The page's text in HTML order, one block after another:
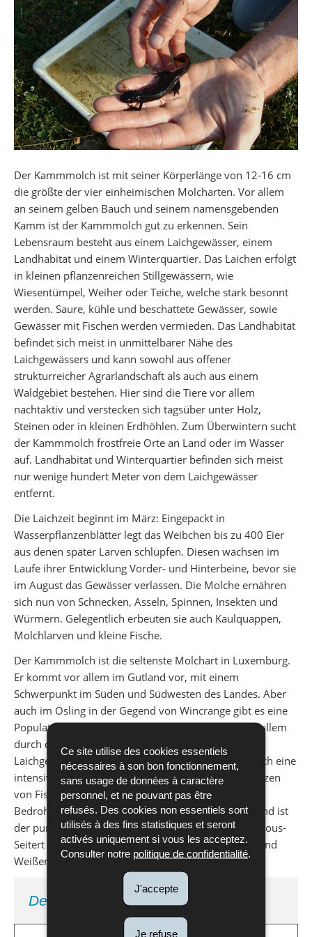
Ce site utilise des cookies essentiels
nécessaires à son bon fonctionnement,
sans usage de données à caractère
personnel, et ne pouvant pas être
refusés. Des cookies non essentiels sont
utilisés à des fins statistiques et seront
activés uniquement si vous les acceptez.
Consulter notre politique de confidentialité
J'accepte
Je refuse
Der Kammmolch ist mit seiner Körperlänge von 12-16 cm
die größte der vier einheimischen Molcharten. Vor allem
an seinem gelben Bauch und seinem namensgebenden
Kamm ist der Kammmolch gut zu erkennen. Sein
Lebensraum besteht aus einem Laichgewässer, einem
Landhabitat und einem Winterquartier. Das Laichen erfolgt
in kleinen pflanzenreichen Stillgewässern, wie
Wiesentümpel, Weiher oder Teiche, welche stark besonnt
werden. Saure, kühle und beschattete Gewässer, sowie
Gewässer mit Fischen werden vermieden. Das Landhabitat
befindet sich meist in unmittelbarer Nähe des
Laichgewässers und kann sowohl aus offener
strukturreicher Agrarlandschaft als auch aus einem
Waldgebiet bestehen. Hier sind die Tiere vor allem
nachtaktiv und verstecken sich tagsüber unter Holz,
Steinen oder in kleinen Erdhöhlen. Zum Überwintern sucht
der Kammmolch frostfreie Orte an Land oder im Wasser
auf. Landhabitat und Winterquartier befinden sich meist
nur wenige hundert Meter von dem Laichgewässer
entfernt.
Die Laichzeit beginnt im März: Eingepackt in
Wasserpflanzenblätter legt das Weibchen bis zu 400 Eier
aus denen später Larven schlüpfen. Diesen wachsen im
Laufe ihrer Entwicklung Vorder- und Hinterbeine, bevor sie
im August das Gewässer verlassen. Die Molche ernähren
sich nun von Schnecken, Asseln, Spinnen, Insekten und
Würmern. Gelegentlich erbeuten sie auch Kaulquappen,
Molchlarven und kleine Fische.
Der Kammmolch ist die seltenste Molchart in Luxemburg.
Er kommt vor allem im Gutland vor, mit einem
Schwerpunkt im Süden und Südwesten des Landes. Aber
auch im Ösling in der Gegend von Wincrange gibt es eine
Population. Der Bestand des Kammmolches ist vor allem
durch die Vernichtung bzw. die Entwertung seiner
Laichgewässer und angrenzender Lebensräume durch eine
intensive Landwirtschaft gefährdet. Auch das Aussetzen
von Fischen und das dichte Straßennetz kann eine
Bedrohung für diese Art darstellen. Aus diesem Grund ist
der punktuelle Schutz, wie es im Schutzgebiet Großbous-
Seitert oder im Natura 2000 Gebiet der Schwarzen und
Weißen Ernz der Fall ist, von großer Bedeutung.
De Kammolch